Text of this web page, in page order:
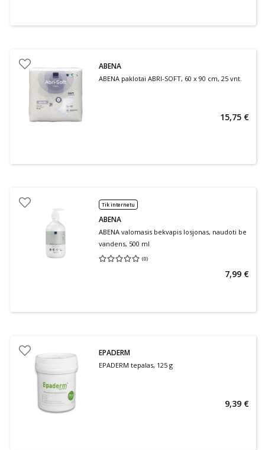
ABENA
ABENA paklotai ABRI-SOFT, 60 x 90 cm, 25 vnt.
15,75 €
Tik internetu
ABENA
ABENA valomasis bekvapis losjonas, naudoti be
vandens, 500 ml
(0)
Vidutinis įvertinimas 0.00
7,99 €
EPADERM
EPADERM tepalas, 125 g
9,39 €